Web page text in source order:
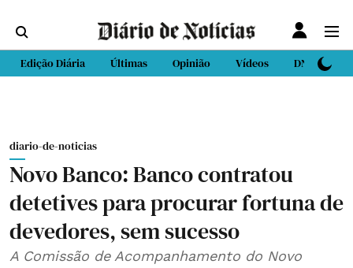
Edição Diária Últimas Opinião Vídeos DN Sport
diario-de-noticias
Novo Banco: Banco contratou
detetives para procurar fortuna de
devedores, sem sucesso
A Comissão de Acompanhamento do Novo